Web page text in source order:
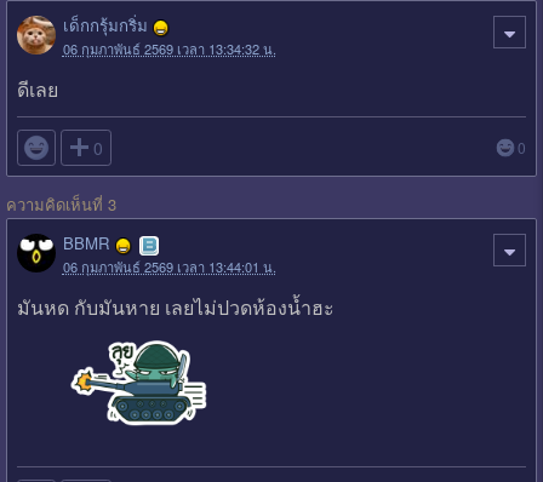
เด็กกรุ้มกริ่ม
06 กุมภาพันธ์ 2569 เวลา 13:34:32 น.
ดีเลย
 0 0
ความคิดเห็นที่ 3
BBMR
06 กุมภาพันธ์ 2569 เวลา 13:44:01 น.
มันหด กับมันหาย เลยไม่ปวดห้องน้ำฮะ